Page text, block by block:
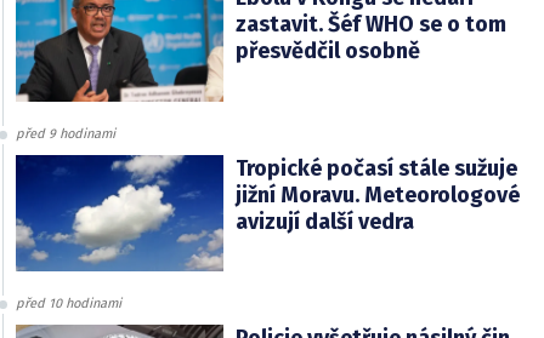
zastavit. Šéf WHO se o tom
přesvědčil osobně
před 9 hodinami
Tropické počasí stále sužuje
jižní Moravu. Meteorologové
avizují další vedra
před 10 hodinami